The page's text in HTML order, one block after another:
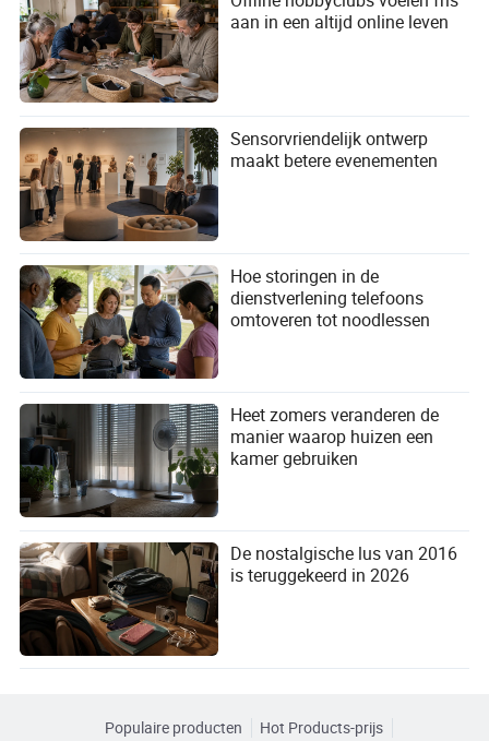
aan in een altijd online leven
Sensorvriendelijk ontwerp
maakt betere evenementen
Hoe storingen in de
dienstverlening telefoons
omtoveren tot noodlessen
Heet zomers veranderen de
manier waarop huizen een
kamer gebruiken
De nostalgische lus van 2016
is teruggekeerd in 2026
Populaire producten Hot Products-prijs